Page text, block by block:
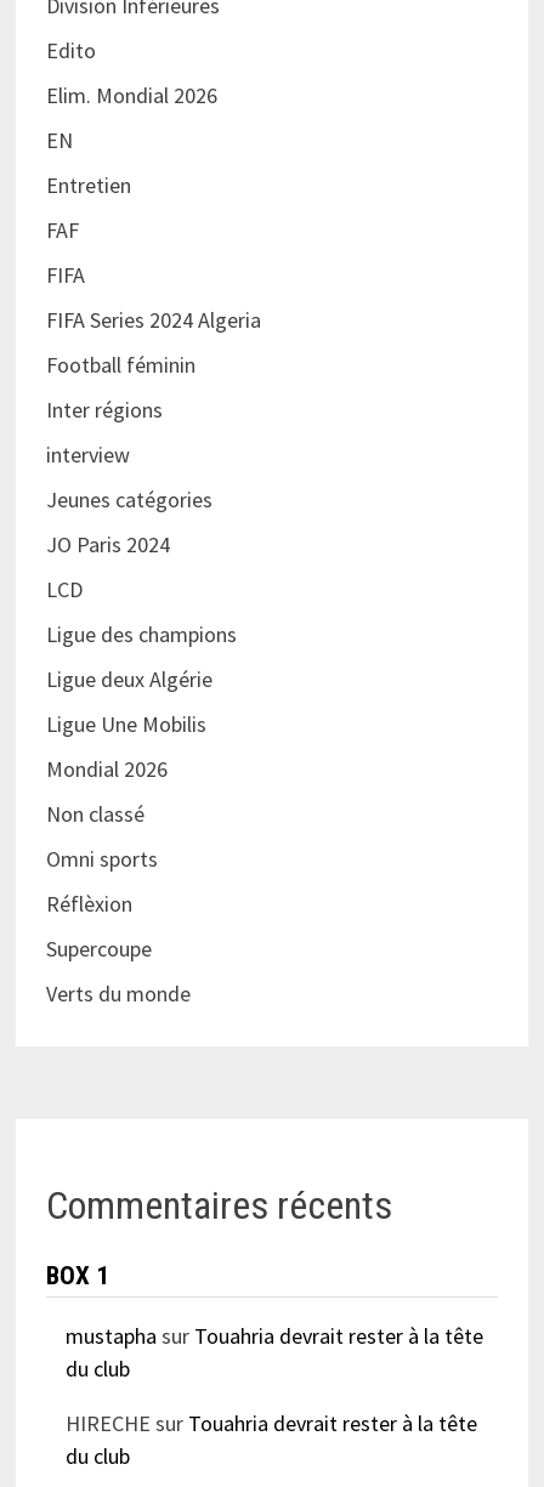
Edito
Elim. Mondial 2026
EN
Entretien
FAF
FIFA
FIFA Series 2024 Algeria
Football féminin
Inter régions
interview
Jeunes catégories
JO Paris 2024
LCD
Ligue des champions
Ligue deux Algérie
Ligue Une Mobilis
Mondial 2026
Non classé
Omni sports
Réflèxion
Supercoupe
Verts du monde
Commentaires récents
BOX 1
mustapha sur Touahria devrait rester à la tête
du club
HIRECHE sur Touahria devrait rester à la tête
du club